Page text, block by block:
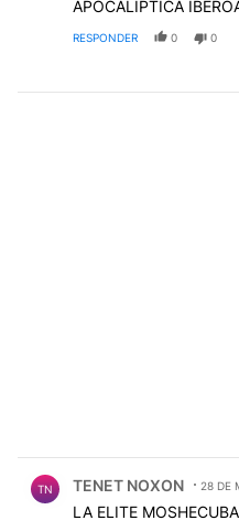
APOCALIPTICA
RESPONDER 0 0
TN TENET NOXON 28 DE
LA ELITE